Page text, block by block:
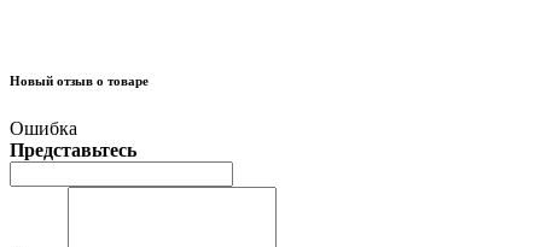
Новый отзыв о товаре
Ошибка
Представьтесь